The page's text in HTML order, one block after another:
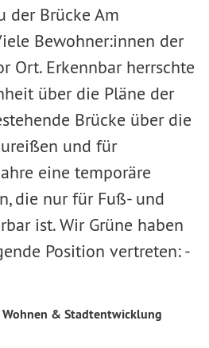
der Brücke Am
Bewohner:innen der
Ort. Erkennbar herrschte
über die Pläne der
Brücke über die
und für
eine temporäre
die nur für Fuß- und
ist. Wir Grüne haben
Position vertreten: -
Wohnen & Stadtentwicklung